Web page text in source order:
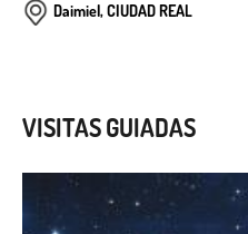
Daimiel, CIUDAD REAL
VISITAS GUIADAS